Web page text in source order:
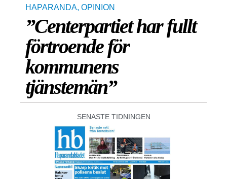
HAPARANDA, OPINION
”Centerpartiet har fullt
förtroende för
kommunens
tjänstemän”
SENASTE TIDNINGEN